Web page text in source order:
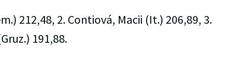
212,48, 2. Contiová, Macii (It.) 206,89, 3.
191,88.